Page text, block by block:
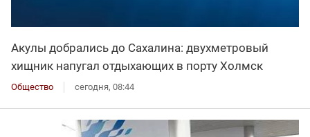
Акулы добрались до Сахалина: двухметровый
хищник напугал отдыхающих в порту Холмск
Общество сегодня, 08:44